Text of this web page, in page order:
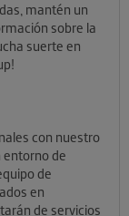
mantén un
sobre la
suerte en
con nuestro
entorno de
de
en
de servicios